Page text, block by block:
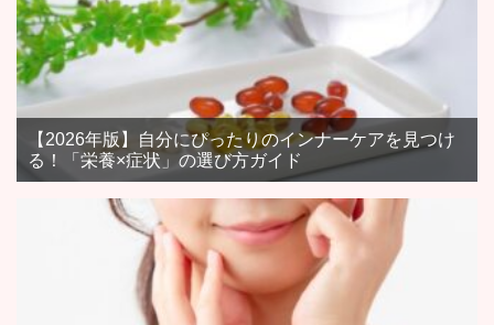
【2026年版】自分にぴったりのインナーケアを見つけ
る！「栄養×症状」の選び方ガイド